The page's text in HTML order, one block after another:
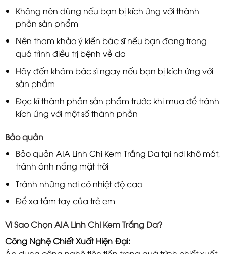
Không nên dùng nếu bạn bị kích ứng với thành
phần sản phẩm
Nên tham khảo ý kiến bác sĩ nếu bạn đang trong
quá trình điều trị bệnh về da
Hãy đến khám bác sĩ ngay nếu bạn bị kích ứng với
sản phẩm
Đọc kĩ thành phần sản phẩm trước khi mua để tránh
kích ứng với một số thành phần
Bảo quản
Bảo quản AIA Linh Chi Kem Trắng Da tại nơi khô mát,
tránh ánh nắng mặt trời
Tránh những nơi có nhiệt độ cao
Để xa tầm tay của trẻ em
Vì Sao Chọn AIA Linh Chi Kem Trắng Da?
Công Nghệ Chiết Xuất Hiện Đại: